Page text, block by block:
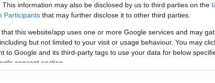
This information may also be disclosed by us to third parties on the
Participants that may further disclose it to other third parties.
that this website/app uses one or more Google services and may
but not limited to your visit or usage behaviour. You may
to Google and its third-party tags to use your data for below
consent section.